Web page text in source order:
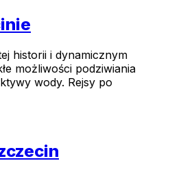
historii i dynamicznym
możliwości podziwiania
wody. Rejsy po